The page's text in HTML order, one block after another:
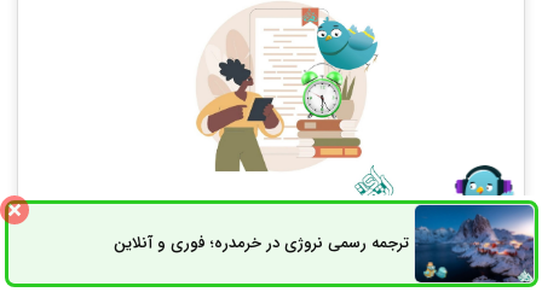
ترجمه رسمی نروژی در خرمدره؛ فوری و آنلاینثبت سفارش راه های ارتباطی